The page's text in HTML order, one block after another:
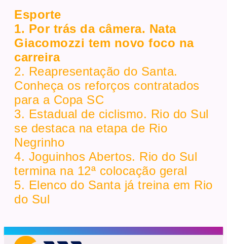
Esporte
1. Por trás da câmera. Nata
Giacomozzi tem novo foco na
carreira
2. Reapresentação do Santa.
Conheça os reforços contratados
para a Copa SC
3. Estadual de ciclismo. Rio do Sul
se destaca na etapa de Rio
Negrinho
4. Joguinhos Abertos. Rio do Sul
termina na 12ª colocação geral
5. Elenco do Santa já treina em Rio
do Sul